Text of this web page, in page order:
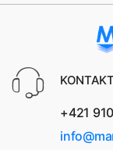
KONTAKT
+421